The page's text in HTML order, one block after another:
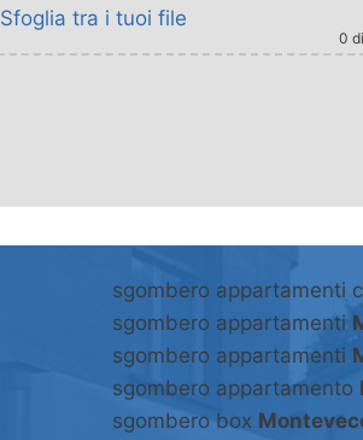
Sfoglia tra i tuoi file
0
sgombero appartamenti
sgombero appartamenti
sgombero appartamenti
sgombero appartamento
sgombero box